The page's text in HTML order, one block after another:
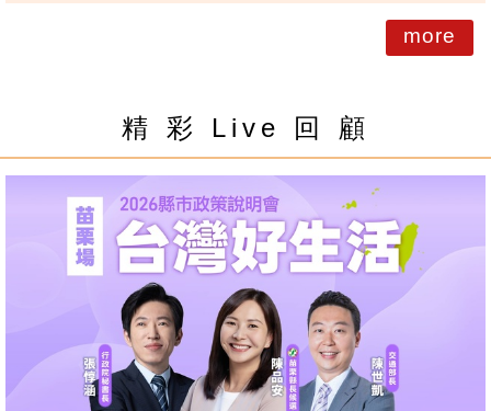
more
精 彩 Live 回 顧